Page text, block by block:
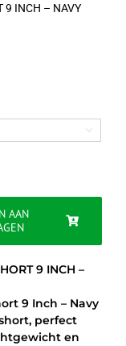
9 INCH – NAVY

AAN
9 INCH –
9 Inch – Navy
perfect
en